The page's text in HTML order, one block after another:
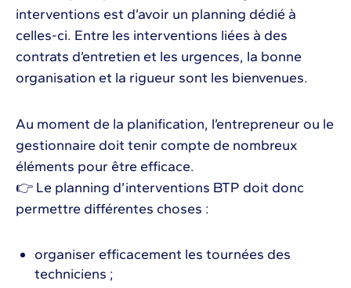
interventions est d’avoir un planning dédié à
celles-ci. Entre les interventions liées à des
contrats d’entretien et les urgences, la bonne
organisation et la rigueur sont les bienvenues.
Au moment de la planification, l’entrepreneur ou le
gestionnaire doit tenir compte de nombreux
éléments pour être efficace.
👉 Le planning d’interventions BTP doit donc
permettre différentes choses :
organiser efficacement les tournées des
techniciens ;